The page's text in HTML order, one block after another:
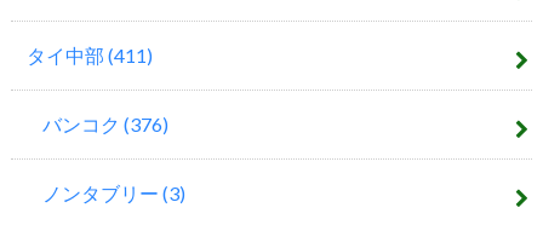
タイ中部 (411)
バンコク (376)
ノンタブリー (3)